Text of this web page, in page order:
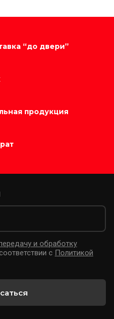
“до двери”
продукция
и обработку
с Политикой